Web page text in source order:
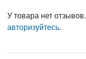
У товара нет
авторизуйтесь.